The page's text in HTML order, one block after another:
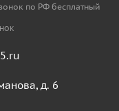
по РФ бесплатный
д. 6